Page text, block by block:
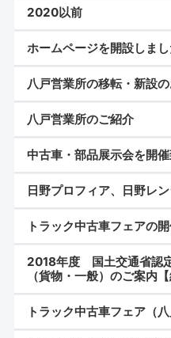
2020以前
ホームページを開設しま
八戸営業所の移転・新設
八戸営業所のご紹介
中古車・部品展示会を開
日野プロフィア、日野レ
トラック中古車フェアの
2018年度 国土交通省認
（貨物・一般）のご案内
トラック中古車フェア（